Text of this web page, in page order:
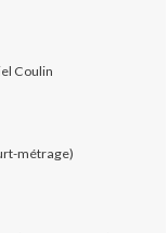
Coulin
métrage)